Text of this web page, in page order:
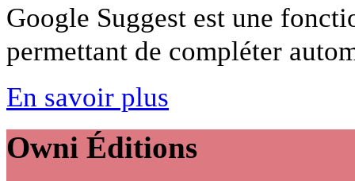
Google Suggest est une
permettant de compléter
En savoir plus
Owni Éditions